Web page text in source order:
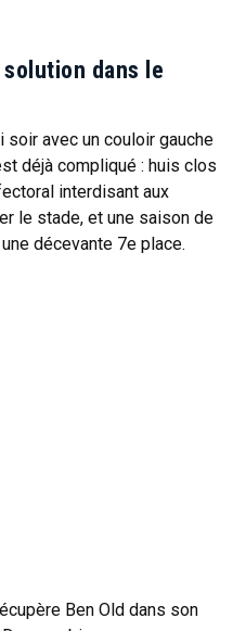
dans le
soir avec un couloir gauche
déjà compliqué : huis clos
interdisant aux
le stade, et une saison de
décevante 7e place.
Ben Old dans son